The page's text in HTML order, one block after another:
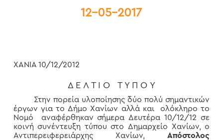
12-05-2017
ΧΑΝΙΑ 10/12/2012
Δ Ε Λ Τ Ι Ο Τ Υ Π Ο Υ
Στην πορεία υλοποίησης δύο πολύ σημαντικών
έργων για το Δήμο Χανίων αλλά και ολόκληρο το
Νομό αναφέρθηκαν σήμερα Δευτέρα 10/12/12 σε
κοινή συνέντευξη τύπου στο Δημαρχείο Χανίων, ο
Αντιπερειφερειάρχης Χανίων,Απόστολος